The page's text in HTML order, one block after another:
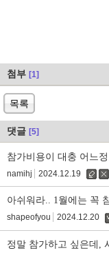
첨부 [1]
목록
댓글 [5]
참가비용이 대충 어느
namihj 2024.12.19
수
제
아쉬워라.. 1월에는 꼭
shapeofyou 2024.12.20
정말 참가하고 싶은데,